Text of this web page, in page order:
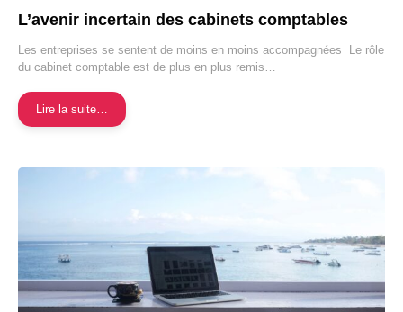
L’avenir incertain des cabinets comptables
Les entreprises se sentent de moins en moins accompagnées Le rôle
du cabinet comptable est de plus en plus remis…
Lire la suite…